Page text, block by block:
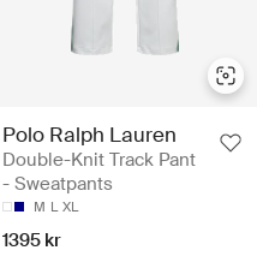
Polo Ralph Lauren
Double-Knit Track Pant
- Sweatpants
M L XL
1395 kr